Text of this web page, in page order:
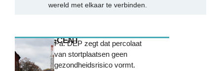
wereld met elkaar te verbinden.
MEEST RECENTPa. DEP zegt dat percolaat
van stortplaatsen geen
gezondheidsrisico vormt.